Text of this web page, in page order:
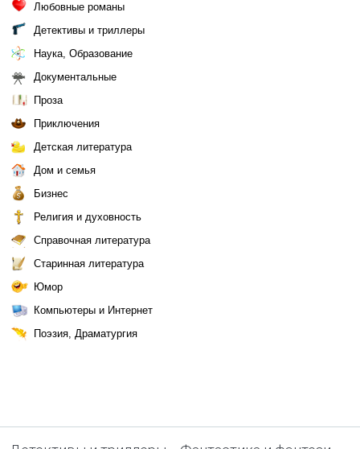
Любовные романы
Детективы и триллеры
Наука, Образование
Документальные
Проза
Приключения
Детская литература
Дом и семья
Бизнес
Религия и духовность
Справочная литература
Старинная литература
Юмор
Компьютеры и Интернет
Поэзия, Драматургия